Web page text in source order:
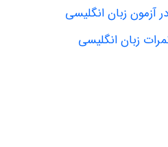
آزمون زبان انگلیسی
زبان انگلیسی